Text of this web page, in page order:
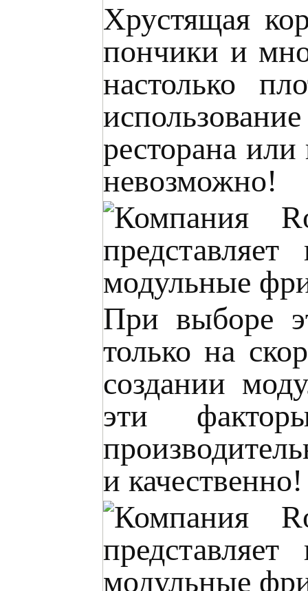
Хрустящая
пончики и
настолько
ресторана или
невозможно!
При выборе
только на
создании
эти
и качественно!